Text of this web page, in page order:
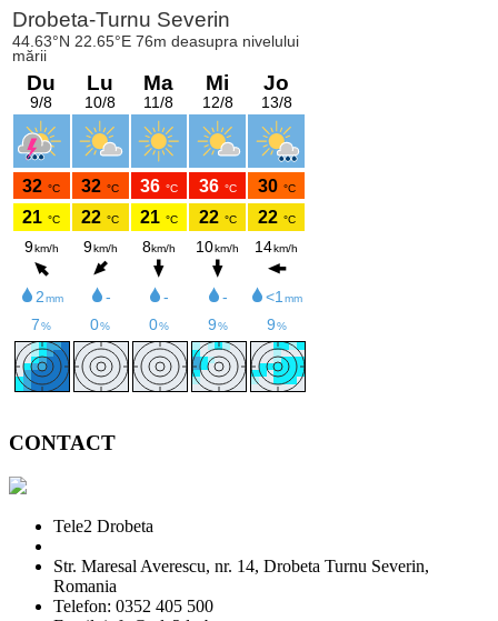
CONTACT
Tele2 Drobeta
Str. Maresal Averescu, nr. 14, Drobeta Turnu Severin,
Romania
Telefon: 0352 405 500